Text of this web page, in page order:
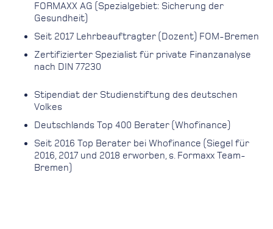
FORMAXX AG (Spezialgebiet: Sicherung der
Gesundheit)
Seit 2017 Lehrbeauftragter (Dozent) FOM-Bremen
Zertifizierter Spezialist für private Finanzanalyse
nach DIN 77230
Stipendiat der Studienstiftung des deutschen
Volkes
Deutschlands Top 400 Berater (Whofinance)
Seit 2016 Top Berater bei Whofinance (Siegel für
2016, 2017 und 2018 erworben, s. Formaxx Team-
Bremen)